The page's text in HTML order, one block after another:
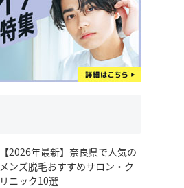
【2026年最新】奈良県で人気の
メンズ脱毛おすすめサロン・ク
リニック10選